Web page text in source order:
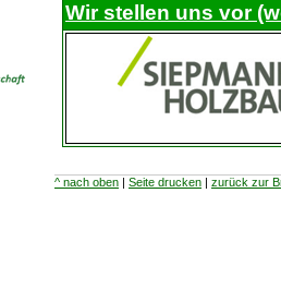
Wir stellen uns vor
^ nach oben | Seite drucken | zurück zur